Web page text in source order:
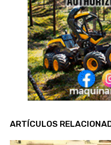
ARTÍCULOS